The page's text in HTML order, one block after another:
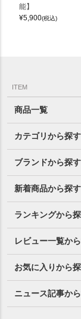
能】
¥5,900(税込)
ITEM
商品一覧
カテゴリから探す
ブランドから探す
新着商品から探す
ランキングから
レビュー一覧か
お気に入りから
ニュース記事か